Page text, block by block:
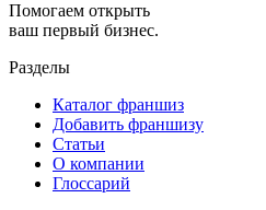
Помогаем открыть
ваш первый бизнес.
Разделы
Каталог франшиз
Добавить франшизу
Статьи
О компании
Глоссарий